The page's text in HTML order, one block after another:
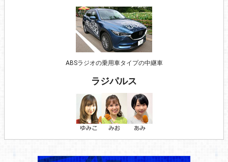
ABSラジオの乗用車タイプの中継車
ラジパルス